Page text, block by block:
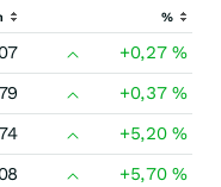
%
+0,27%
+0,37%
+5,20%
+5,70%